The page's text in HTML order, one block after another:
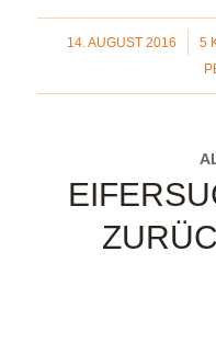
14. AUGUST 2016
/ 5